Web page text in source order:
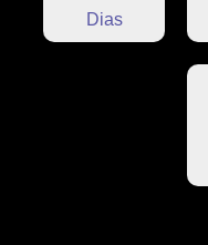
Dias